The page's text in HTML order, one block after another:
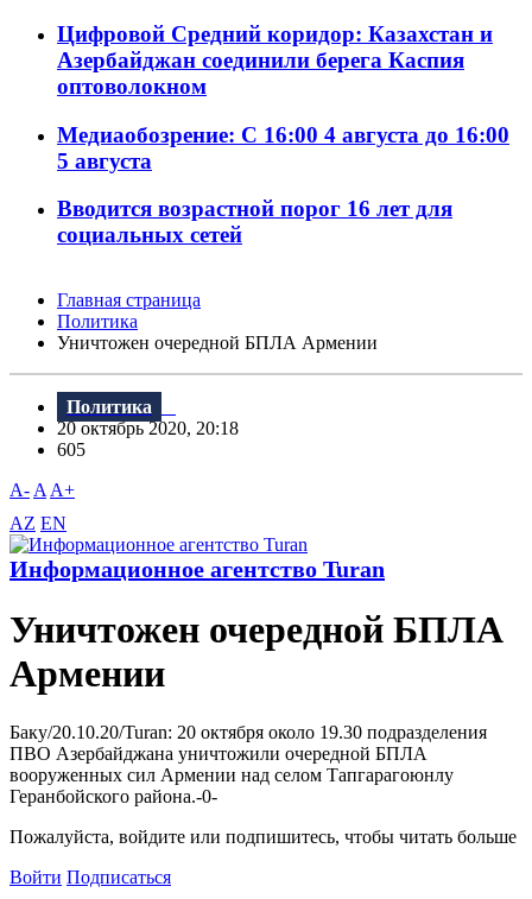
Цифровой Средний коридор: Казахстан и
Азербайджан соединили берега Каспия
оптоволокном
Медиаобозрение: С 16:00 4 августа до 16:00
5 августа
Вводится возрастной порог 16 лет для
социальных сетей
Главная страница
Политика
Уничтожен очередной БПЛА Армении
Политика
20 октябрь 2020, 20:18
605
A- A A+
AZ EN
Информационное агентство Turan
Уничтожен очередной БПЛА
Армении
Баку/20.10.20/Turan: 20 октября около 19.30 подразделения
ПВО Азербайджана уничтожили очередной БПЛА
вооруженных сил Армении над селом Тапгарагоюнлу
Геранбойского района.-0-
Пожалуйста, войдите или подпишитесь, чтобы читать больше
Войти Подписаться